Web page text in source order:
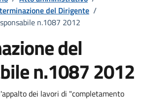
del Dirigente /
n.1087 2012
del
n.1087 2012
dei lavori di "completamento